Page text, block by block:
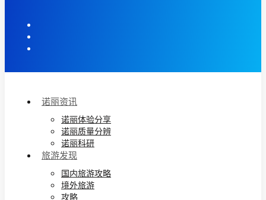
诺丽资讯
诺丽体验分享
诺丽质量分辨
诺丽科研
旅游发现
国内旅游攻略
境外旅游
攻略